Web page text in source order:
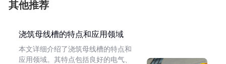
其他推荐
浇筑母线槽的特点和应用领域
本文详细介绍了浇筑母线槽的特点和
应用领域。其特点包括良好的电气、